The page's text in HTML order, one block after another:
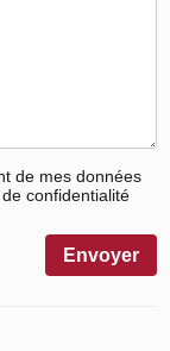
de mes données
confidentialité
Envoyer